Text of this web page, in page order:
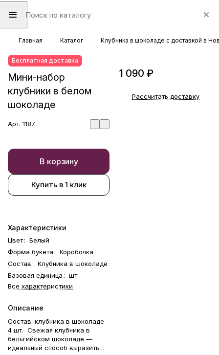
Главная Каталог Клубника в шоколаде с доставкой в
Бесплатная доставка
Мини-набор
клубники в белом
шоколаде
Арт. 1187
В корзину
Купить в 1 клик
Характеристики
Цвет: Белый
Форма букета : Коробочка
Состав : Клубника в шоколаде
Базовая единица : шт
Все характеристики
Описание
Состав: клубника в шоколаде
4 шт. Свежая клубника в
бельгийском шоколаде —
идеальный способ выразить
1 090 ₽
Рассчитать доставку